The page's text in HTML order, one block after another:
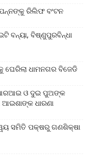
ରିଲିଫ ବଂଟନ
ବନ୍ୟା, ବିଷ୍ଣୁପୁରବିନ୍ଧା
ଧାମନଗର ବିଜେଡି
ଓ ଦୁଇ ପୁଅଙ୍କ
ଧାରଣା
ସମିତି ପକ୍ଷରୁ ଗଣଶିକ୍ଷା